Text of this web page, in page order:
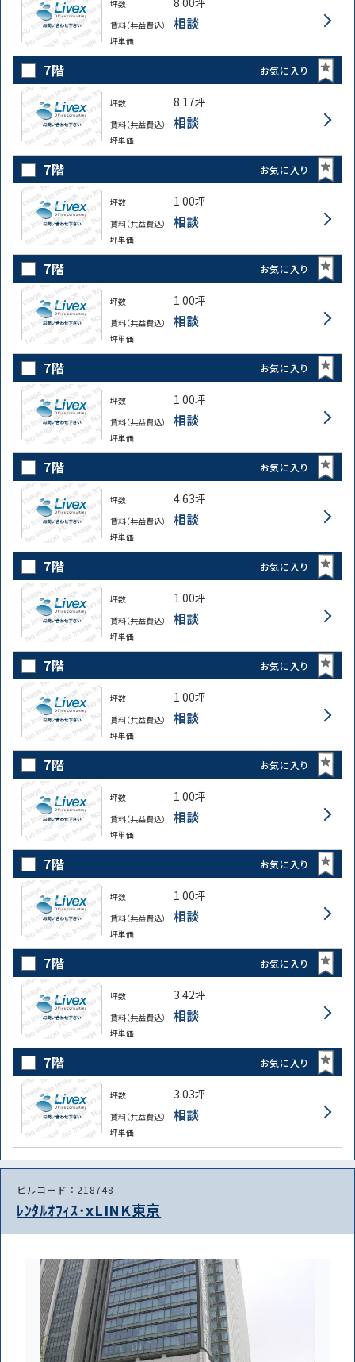
住所
から探す
条件を絞り込む
坪数
賃料（共益費込） 相談
坪単価
7階 お気に入り
坪数 8.17坪
賃料（共益費込） 相談
坪単価
7階 お気に入り
坪数 1.00坪
賃料（共益費込） 相談
坪単価
7階 お気に入り
坪数 1.00坪
賃料（共益費込） 相談
坪単価
7階 お気に入り
坪数 1.00坪
賃料（共益費込） 相談
坪単価
7階 お気に入り
坪数 4.63坪
賃料（共益費込） 相談
坪単価
7階 お気に入り
坪数 1.00坪
賃料（共益費込） 相談
坪単価
7階 お気に入り
坪数 1.00坪
賃料（共益費込） 相談
坪単価
7階 お気に入り
坪数 1.00坪
賃料（共益費込） 相談
坪単価
7階 お気に入り
坪数 1.00坪
賃料（共益費込） 相談
坪単価
7階 お気に入り
坪数 3.42坪
賃料（共益費込） 相談
坪単価
7階 お気に入り
坪数 3.03坪
賃料（共益費込） 相談
坪単価
ビルコード：218748
ﾚﾝﾀﾙｵﾌｨｽ･xLINK東京